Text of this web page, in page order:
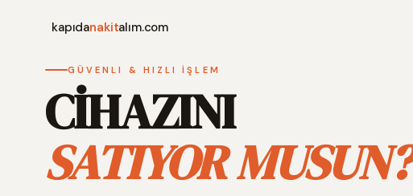
kapıdanakitalım.com
GÜVENLI & HIZLI İŞLEM
CİHAZINI
SATIYOR MUSUN?